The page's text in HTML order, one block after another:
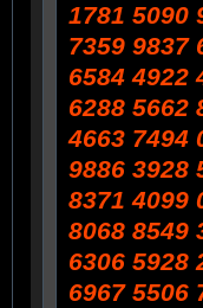
1781 5090
7359 9837
6584 4922
6288 5662
4663 7494
9886 3928
8371 4099
8068 8549
6306 5928
6967 5506